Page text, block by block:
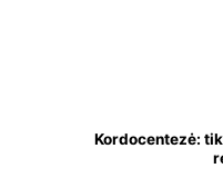
Kordocentezė: